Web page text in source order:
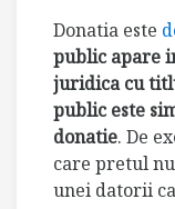
Donatia este
public apare
juridica cu
public este
donatie. De
care pretul
unei datorii